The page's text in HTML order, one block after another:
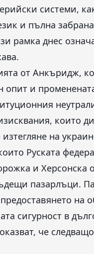
системи,
и пълна
рамка днес
от Анкъридж,
опит и
които
на
Руската
и Херсонска
пазарлъци.
на
сигурност в
че